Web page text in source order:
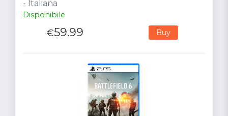
- Italiana
Disponibile
€59.99 Buy